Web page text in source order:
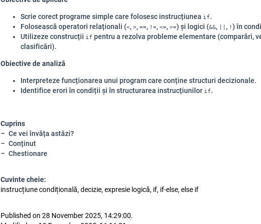
Scrie corect programe simple care folosesc instrucțiunea if.
Folosească operatori relaționali (<, >, ==, !=, <=, >=) și logici (&&, , ! ) în
Utilizeze construcții if pentru a rezolva probleme elementare (comparări,
clasificări).
Obiective de analiză
Interpreteze funcționarea unui program care conține structuri decizionale.
Identifice erori în condiții și în structurarea instrucțiunilor if.
Cuprins
Ce vei învăța astăzi?
Conținut
Chestionare
Cuvinte cheie:
instrucțiune condițională, decizie, expresie logică, if, if-else, else if
Published on 28 November 2025, 14:29:00.